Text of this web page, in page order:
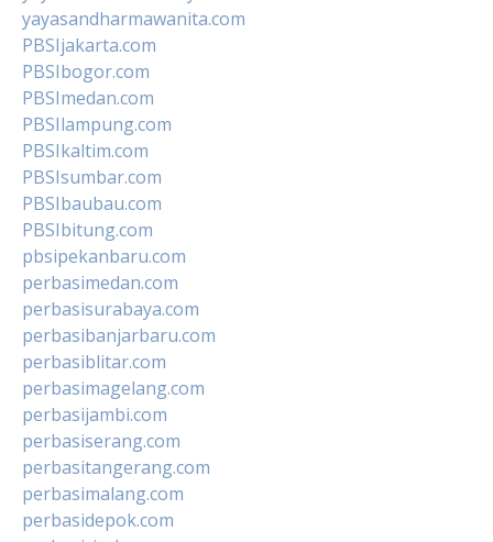
yayasandharmawanita.com
PBSIjakarta.com
PBSIbogor.com
PBSImedan.com
PBSIlampung.com
PBSIkaltim.com
PBSIsumbar.com
PBSIbaubau.com
PBSIbitung.com
pbsipekanbaru.com
perbasimedan.com
perbasisurabaya.com
perbasibanjarbaru.com
perbasiblitar.com
perbasimagelang.com
perbasijambi.com
perbasiserang.com
perbasitangerang.com
perbasimalang.com
perbasidepok.com